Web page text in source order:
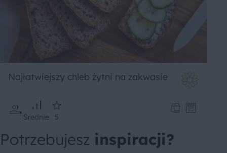
Najłatwiejszy chleb żytni na zakwasie
Średnie 5
Potrzebujesz inspiracji?